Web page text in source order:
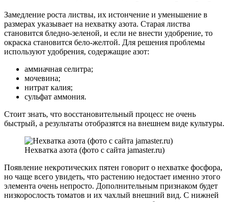
Замедление роста листвы, их истончение и уменьшение в
размерах указывает на нехватку азота. Старая листва
становится бледно-зеленой, и если не внести удобрение, то
окраска становится бело-желтой. Для решения проблемы
используют удобрения, содержащие азот:
аммиачная селитра;
мочевина;
нитрат калия;
сульфат аммония.
Стоит знать, что восстановительный процесс не очень
быстрый, а результаты отобразятся на внешнем виде культуры.
Нехватка азота (фото с сайта jamaster.ru)
Появление некротических пятен говорит о нехватке фосфора,
но чаще всего увидеть, что растению недостает именно этого
элемента очень непросто. Дополнительным признаком будет
низкорослость томатов и их чахлый внешний вид. С нижней